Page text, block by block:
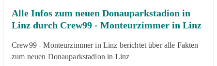
Alle Infos zum neuen Donauparkstadion in
Linz durch Crew99 - Monteurzimmer in Linz
Crew99 - Monteurzimmer in Linz berichtet über alle Fakten
zum neuen Donauparkstadion in Linz